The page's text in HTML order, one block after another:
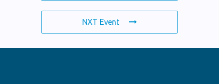
NXT Event